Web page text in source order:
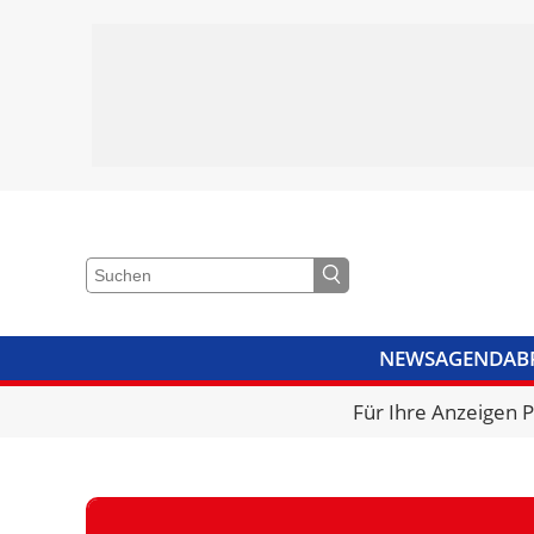
NEWSAGENDA
VIDEOSBIBLIOTHEK
Für Ihre Anzeigen